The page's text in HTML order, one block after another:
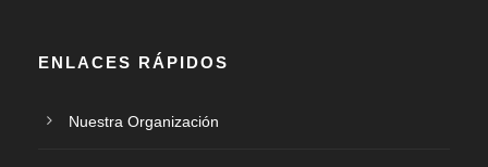
ENLACES RÁPIDOS
Nuestra Organización